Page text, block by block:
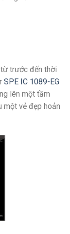
trước đến thời
SPE IC 1089-EG
lên một tầm
một vẻ đẹp hoản